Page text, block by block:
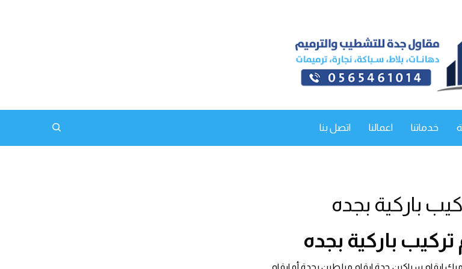
خدماتنا اعمالنا اتصل بنا
باركية بجده
باركية بجده
ارقام سباكين جدة ارقام مبلطين بجدة أو ارقام